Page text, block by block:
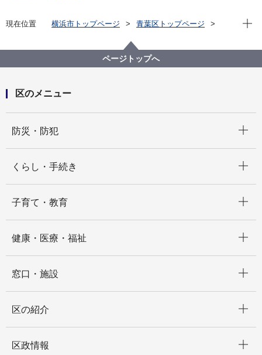
現在位置 横浜市トップページ
青葉区トップページ
現在
ページトップへ
区のメニュー
防災・防犯
くらし・手続き
子育て・教育
健康・医療・福祉
窓口・施設
区の紹介
区政情報